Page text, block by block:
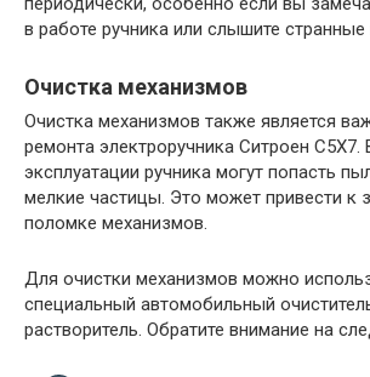
в работе ручника или слышите
Очистка механизмов
Очистка механизмов также является
ремонта электроручника Ситроен С5Х7.
эксплуатации ручника могут попасть
мелкие частицы. Это может привести к
поломке механизмов.
Для очистки механизмов можно
специальный автомобильный
растворитель. Обратите внимание на